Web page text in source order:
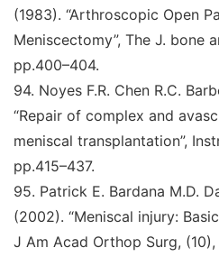
(1983). “Arthroscopic Open
Meniscectomy”, The J. bone
pp.400–404.
94. Noyes F.R. Chen R.C.
“Repair of complex and
meniscal transplantation”,
pp.415–437.
95. Patrick E. Bardana M.D.
(2002). “Meniscal injury:
J Am Acad Orthop Surg, (10),